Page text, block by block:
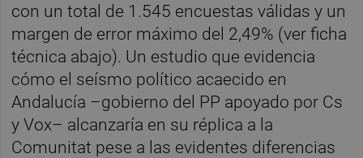
con un total de 1.545 encuestas válidas y un
margen de error máximo del 2,49% (ver ficha
técnica abajo). Un estudio que evidencia
cómo el seísmo político acaecido en
Andalucía –gobierno del PP apoyado por Cs
y Vox– alcanzaría en su réplica a la
Comunitat pese a las evidentes diferencias